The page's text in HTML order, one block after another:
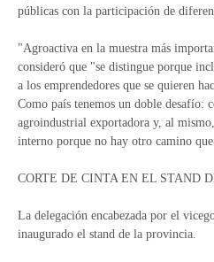
públicas con la participación de
"Agroactiva en la muestra más
consideró que "se distingue porque
a los emprendedores que se quieren
Como país tenemos un doble desafío:
agroindustrial exportadora y, al
interno porque no hay otro camino
CORTE DE CINTA EN EL STAND
La delegación encabezada por el
inaugurado el stand de la provincia.